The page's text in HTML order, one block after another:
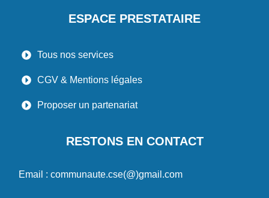
ESPACE PRESTATAIRE
Tous nos services
CGV & Mentions légales
Proposer un partenariat
RESTONS EN CONTACT
Email : communaute.cse(@)gmail.com